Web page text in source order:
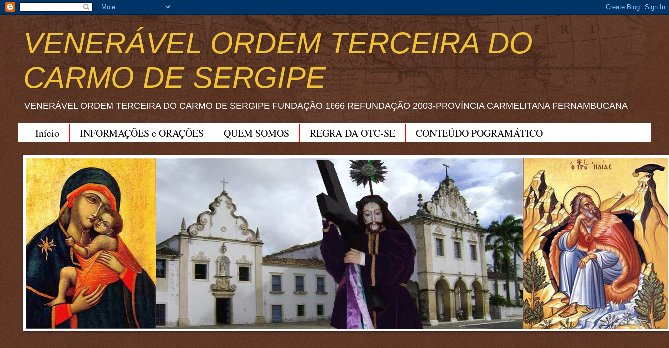
VENERÁVEL ORDEM TERCEIRA DO
CARMO DE SERGIPE
VENERÁVEL ORDEM TERCEIRA DO CARMO DE SERGIPE FUNDAÇÃO 1666 REFUNDAÇÃO 2003-PROVÍNCIA CARMELITANA PERNAMBUCANA
Início INFORMAÇÕES e ORAÇÕES QUEM SOMOS REGRA DA OTC-SE
CONTEÚDO POGRAMÁTICO